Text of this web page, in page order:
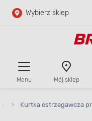
Przejdź do głównej
Wybierz sklep
Menu Mój sklep
> Kurtka ostrzegawcza